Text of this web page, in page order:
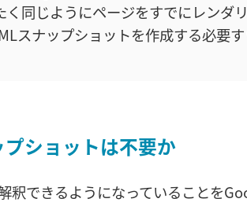
同じようにページをすでにレンダ
スナップショットを作成する必要
ショットは不要か
できるようになっていることを